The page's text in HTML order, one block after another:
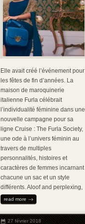
Elle avait créé l’événement pour
les fêtes de fin d’années. La
maison de maroquinerie
italienne Furla célébrait
l’individualité féminine dans une
nouvelle campagne pour sa
ligne Cruise : The Furla Society,
une ode à l’univers féminin au
travers de multiples
personnalités, histoires et
caractères de femmes incarnant
chacune un sac et un style
différents. Aloof and perplexing,
read more
27 février 2018